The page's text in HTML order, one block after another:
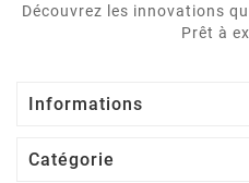
Découvrez les innovations
Prêt à
Informations
Catégorie